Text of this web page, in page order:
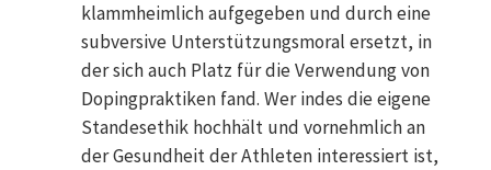
klammheimlich aufgegeben und durch eine
subversive Unterstützungsmoral ersetzt, in
der sich auch Platz für die Verwendung von
Dopingpraktiken fand. Wer indes die eigene
Standesethik hochhält und vornehmlich an
der Gesundheit der Athleten interessiert ist,